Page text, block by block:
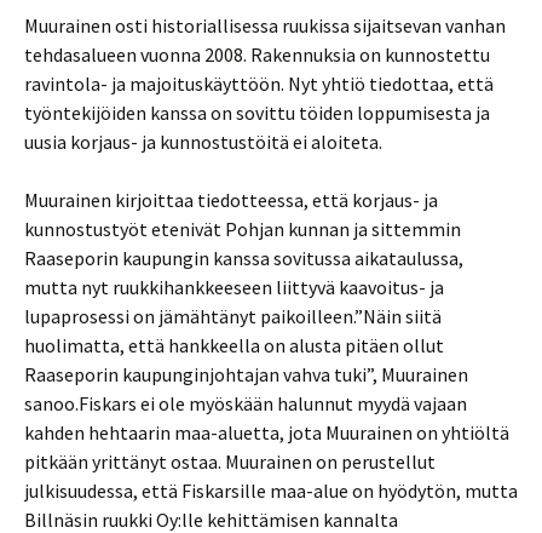
Muurainen osti historiallisessa ruukissa sijaitsevan vanhan
tehdasalueen vuonna 2008. Rakennuksia on kunnostettu
ravintola- ja majoituskäyttöön. Nyt yhtiö tiedottaa, että
työntekijöiden kanssa on sovittu töiden loppumisesta ja
uusia korjaus- ja kunnostustöitä ei aloiteta.
Muurainen kirjoittaa tiedotteessa, että korjaus- ja
kunnostustyöt etenivät Pohjan kunnan ja sittemmin
Raaseporin kaupungin kanssa sovitussa aikataulussa,
mutta nyt ruukkihankkeeseen liittyvä kaavoitus- ja
lupaprosessi on jämähtänyt paikoilleen.”Näin siitä
huolimatta, että hankkeella on alusta pitäen ollut
Raaseporin kaupunginjohtajan vahva tuki”, Muurainen
sanoo.Fiskars ei ole myöskään halunnut myydä vajaan
kahden hehtaarin maa-aluetta, jota Muurainen on yhtiöltä
pitkään yrittänyt ostaa. Muurainen on perustellut
julkisuudessa, että Fiskarsille maa-alue on hyödytön, mutta
Billnäsin ruukki Oy:lle kehittämisen kannalta